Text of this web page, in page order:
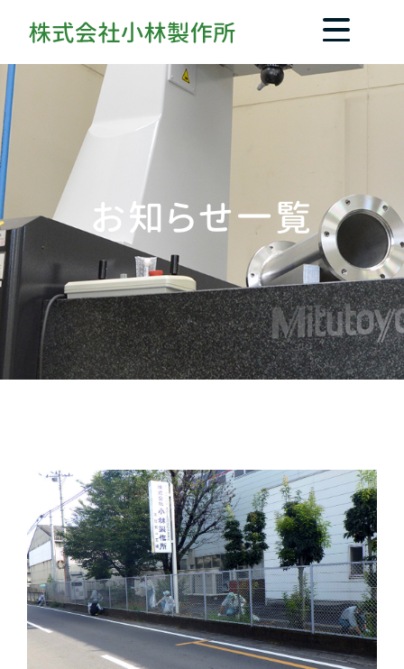
お知らせ一覧